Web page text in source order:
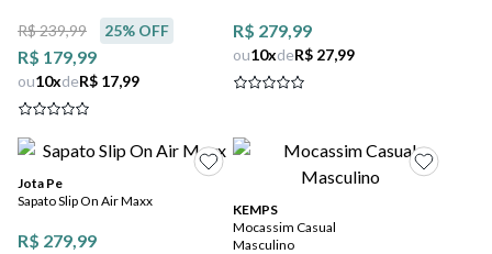
R$ 179,99
R$ 239,99 25% OFF
ou10xdeR$ 17,99
R$ 279,99
ou10xdeR$ 27,99
Jota Pe
Sapato Slip On Air Maxx
R$ 279,99
KEMPS
Mocassim Casual
Masculino